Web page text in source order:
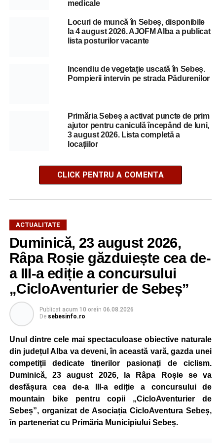
medicale
Locuri de muncă în Sebeș, disponibile
la 4 august 2026. AJOFM Alba a publicat
lista posturilor vacante
Incendiu de vegetație uscată în Sebeș.
Pompierii intervin pe strada Pădurenilor
Primăria Sebeș a activat puncte de prim
ajutor pentru caniculă începând de luni,
3 august 2026. Lista completă a
locațiilor
CLICK PENTRU A COMENTA
ACTUALITATE
Duminică, 23 august 2026,
Râpa Roșie găzduiește cea de-
a III-a ediție a concursului
„CicloAventurier de Sebeș”
Publicat acum 10 oreîn 06.08.2026
De sebesinfo.ro
Unul dintre cele mai spectaculoase obiective naturale
din județul Alba va deveni, în această vară, gazda unei
competiții dedicate tinerilor pasionați de ciclism.
Duminică, 23 august 2026, la Râpa Roșie se va
desfășura cea de-a III-a ediție a concursului de
mountain bike pentru copii „CicloAventurier de
Sebeș”, organizat de Asociația CicloAventura Sebeș,
în parteneriat cu Primăria Municipiului Sebeș.